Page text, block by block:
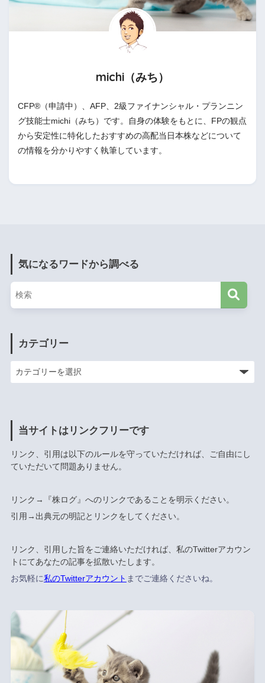
michi（みち）
CFP®（申請中）、AFP、2級ファイナンシャル・プランニン
グ技能士michi（みち）です。自身の体験をもとに、FPの観点
から安定性に特化したおすすめの高配当日本株などについて
の情報を分かりやすく執筆しています。
気になるワードから調べる
カテゴリー
当サイトはリンクフリーです
リンク、引用は以下のルールを守っていただければ、ご自由にし
ていただいて問題ありません。
リンク→『株ログ』へのリンクであることを明示ください。
引用→出典元の明記とリンクをしてください。
リンク、引用した旨をご連絡いただければ、私のTwitterアカウン
トにてあなたの記事を拡散いたします。
お気軽に私のTwitterアカウント までご連絡くださいね。